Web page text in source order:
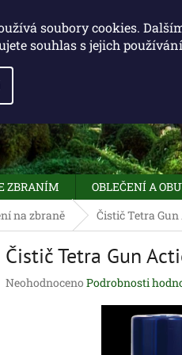
soubory cookies.
souhlas s jejich
ZBRANÍM OBLEČENÍ A
na zbraně Čistič Tetra
Čistič Tetra Gun
Průměrné
Neohodnoceno Podrobnosti